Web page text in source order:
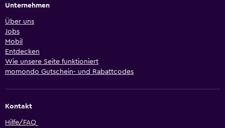
Unternehmen
Über uns
Jobs
Mobil
Entdecken
Wie unsere Seite funktioniert
momondo Gutschein- und Rabattcodes
Kontakt
Hilfe/FAQ